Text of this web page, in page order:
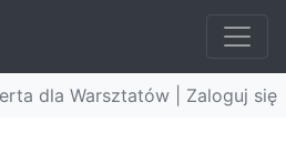
dla Warsztatów | Zaloguj się